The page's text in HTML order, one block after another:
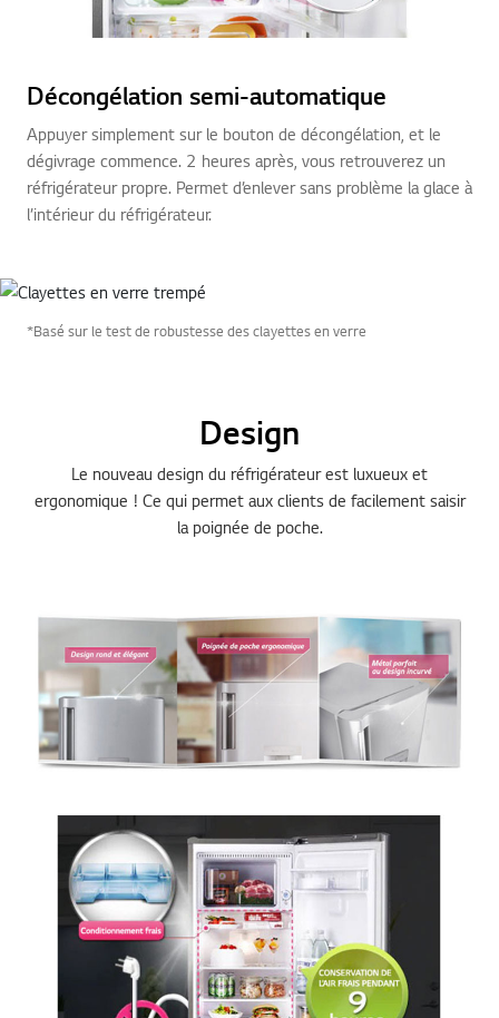
Décongélation semi-automatique
Appuyer simplement sur le bouton de décongélation, et le
dégivrage commence. 2 heures après, vous retrouverez un
réfrigérateur propre. Permet d’enlever sans problème la glace à
l’intérieur du réfrigérateur.
Clayettes en verre trempé
*Basé sur le test de robustesse des clayettes en verre
Design
Le nouveau design du réfrigérateur est luxueux et
ergonomique ! Ce qui permet aux clients de facilement saisir
la poignée de poche.